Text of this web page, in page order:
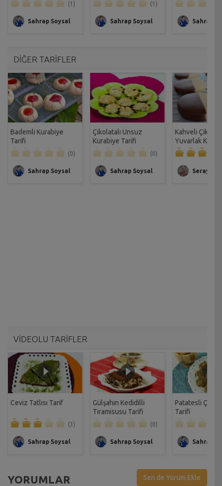
(1)
Sahrap Soysal
(1)
Sahrap Soysal Sahrap
DİĞER TARİFLER
Bademli Kurabiye
Tarifi
(0)
Sahrap Soysal
Çikolatalı Unsuz
Kurabiye Tarifi
(0)
Sahrap Soysal
Kahveli
Yuvarlak
Tarife
Seray
VİDEOLU TARİFLER
Ceviz Tatlısı Tarif
(3)
Sahrap Soysal
Gülşahın Kedidilli
Tiramisusu Tarifi
(0)
Sahrap Soysal
Patatesli Çıtır
Tarifi
Sahrap
YORUMLAR Sen de Yorum Ekle